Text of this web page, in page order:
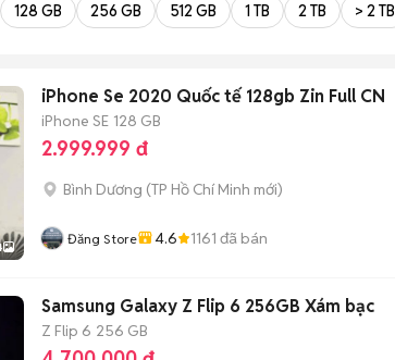
128 GB 256 GB 512 GB 1 TB 2 TB > 2 TB
iPhone Se 2020 Quốc tế 128gb Zin Full CN
iPhone SE 128 GB
2.999.999 đ
Bình Dương (TP Hồ Chí Minh mới)
Đăng Store 4.6 1161 đã bán
Samsung Galaxy Z Flip 6 256GB Xám bạc
Z Flip 6 256 GB